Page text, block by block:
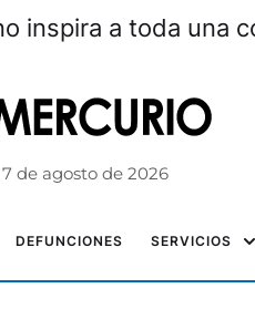
inspira a toda una
de agosto de 2026
DEFUNCIONES SERVICIOS